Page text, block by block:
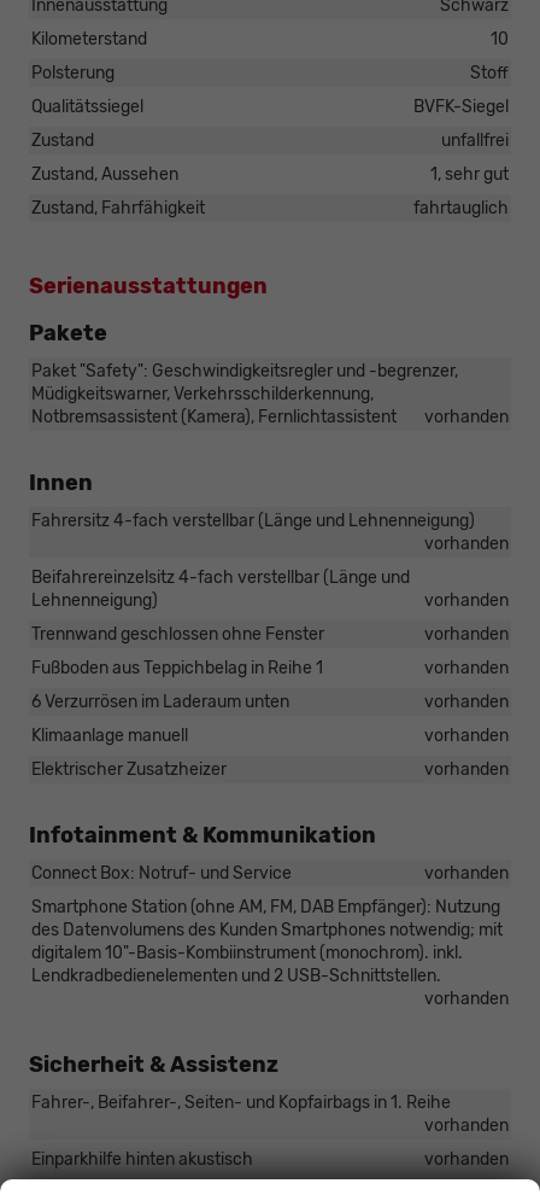
Innenausstattung
Schwarz
Kilometerstand
10
Polsterung
Stoff
Qualitätssiegel
BVFK-Siegel
Zustand
unfallfrei
Zustand, Aussehen
1, sehr gut
Zustand, Fahrfähigkeit
fahrtauglich
Serienausstattungen
Pakete
Paket "Safety": Geschwindigkeitsregler und -begrenzer,
Müdigkeitswarner, Verkehrsschilderkennung,
Notbremsassistent (Kamera), Fernlichtassistent
vorhanden
Innen
Fahrersitz 4-fach verstellbar (Länge und Lehnenneigung)
vorhanden
Beifahrereinzelsitz 4-fach verstellbar (Länge und
Lehnenneigung)
vorhanden
Trennwand geschlossen ohne Fenster
vorhanden
Fußboden aus Teppichbelag in Reihe 1
vorhanden
6 Verzurrösen im Laderaum unten
vorhanden
Klimaanlage manuell
vorhanden
Elektrischer Zusatzheizer
vorhanden
Infotainment & Kommunikation
Connect Box: Notruf- und Service
vorhanden
Smartphone Station (ohne AM, FM, DAB Empfänger): Nutzung
des Datenvolumens des Kunden Smartphones notwendig; mit
digitalem 10"-Basis-Kombiinstrument (monochrom). inkl.
Lendkradbedienelementen und 2 USB-Schnittstellen.
vorhanden
Sicherheit & Assistenz
Fahrer-, Beifahrer-, Seiten- und Kopfairbags in 1. Reihe
vorhanden
Einparkhilfe hinten akustisch
vorhanden